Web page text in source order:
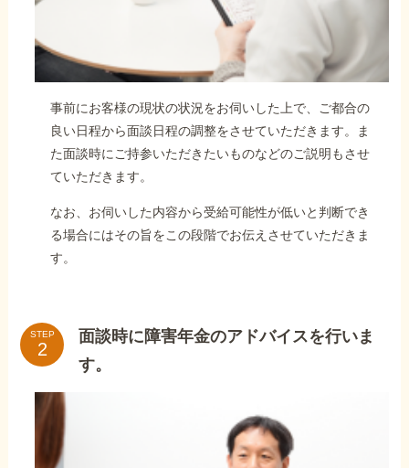
事前にお客様の現状の状況をお伺いした上で、ご都合の
良い日程から面談日程の調整をさせていただきます。ま
た面談時にご持参いただきたいものなどのご説明もさせ
ていただきます。
なお、お伺いした内容から受給可能性が低いと判断でき
る場合にはその旨をこの段階でお伝えさせていただきま
す。
STEP
面談時に障害年金のアドバイスを行いま
す。